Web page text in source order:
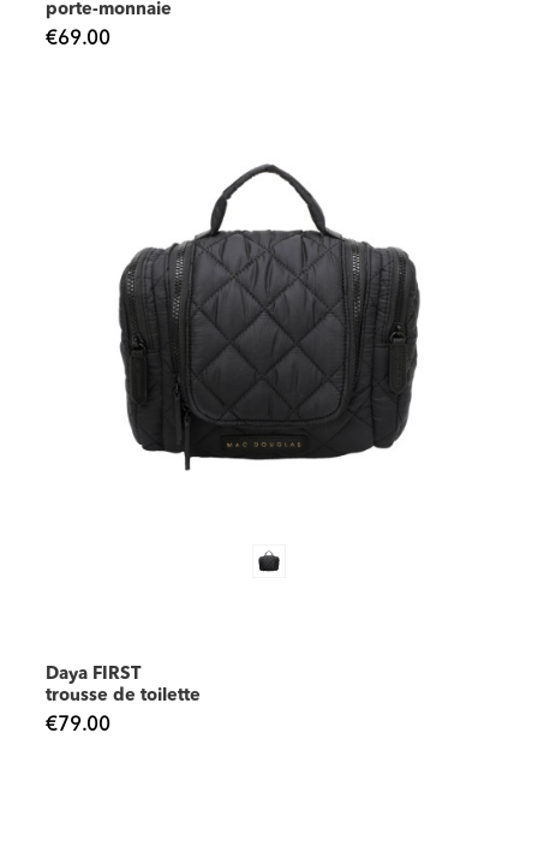
porte-monnaie
€69.00
Daya FIRST
trousse de toilette
€79.00